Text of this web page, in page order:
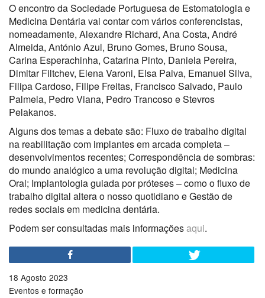
O encontro da Sociedade Portuguesa de Estomatologia e
Medicina Dentária vai contar com vários conferencistas,
nomeadamente, Alexandre Richard, Ana Costa, André
Almeida, António Azul, Bruno Gomes, Bruno Sousa,
Carina Esperachinha, Catarina Pinto, Daniela Pereira,
Dimitar Filtchev, Elena Varoni, Elsa Paiva, Emanuel Silva,
Filipa Cardoso, Filipe Freitas, Francisco Salvado, Paulo
Palmela, Pedro Viana, Pedro Trancoso e Stevros
Pelakanos.
Alguns dos temas a debate são: Fluxo de trabalho digital
na reabilitação com implantes em arcada completa –
desenvolvimentos recentes; Correspondência de sombras:
do mundo analógico a uma revolução digital; Medicina
Oral; Implantologia guiada por próteses – como o fluxo de
trabalho digital altera o nosso quotidiano e Gestão de
redes sociais em medicina dentária.
Podem ser consultadas mais informaçõesaqui.
18 Agosto 2023
Eventos e formação